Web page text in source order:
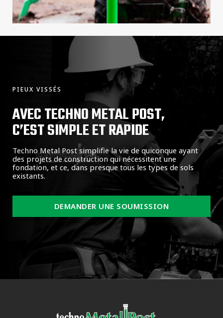
PIEUX VISSÉS
AVEC TECHNO METAL POST,
C’EST SIMPLE ET RAPIDE
Techno Metal Post simplifie la vie de quiconque ayant
des projets de construction qui nécessitent une
fondation, et ce, dans presque tous les types de sols
existants.
DEMANDER UNE SOUMISSION